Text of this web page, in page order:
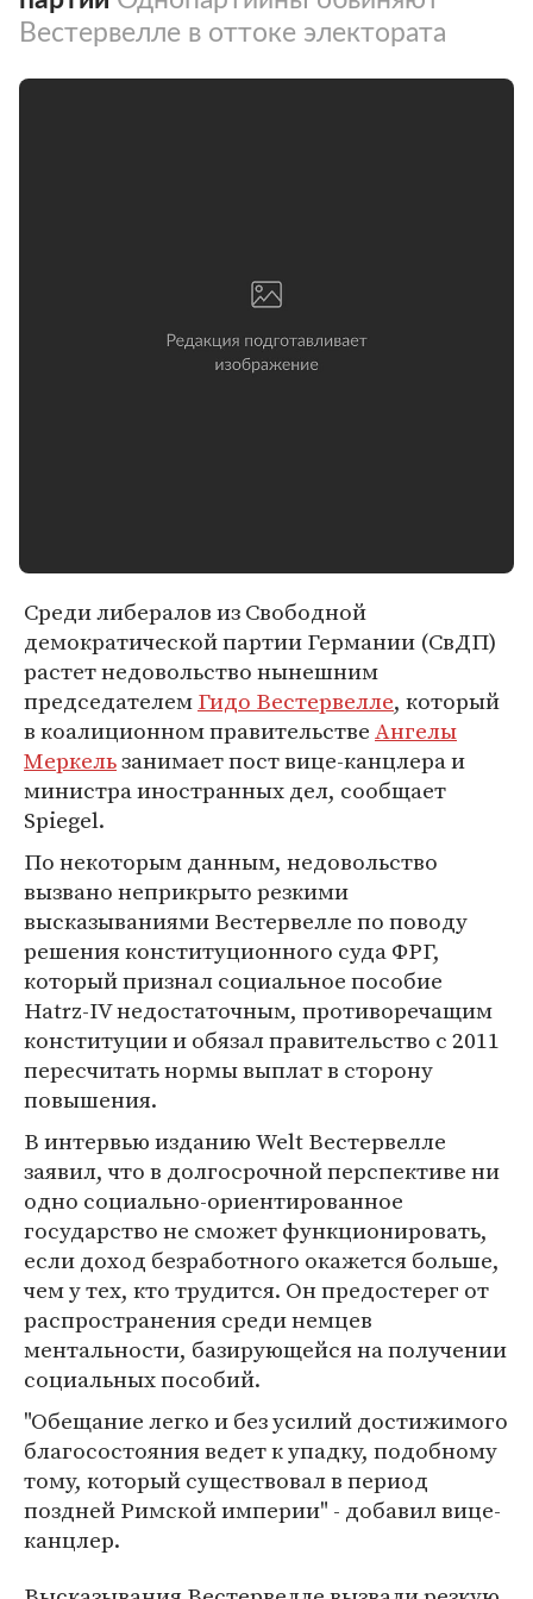
Вестервелле в оттоке электората
Среди либералов из Свободной
демократической партии Германии (СвДП)
растет недовольство нынешним
председателемГидо Вестервелле, который
в коалиционном правительствеАнгелы
Меркельзанимает пост вице-канцлера и
министра иностранных дел, сообщает
Spiegel.
По некоторым данным, недовольство
вызвано неприкрыто резкими
высказываниями Вестервелле по поводу
решения конституционного суда ФРГ,
который признал социальное пособие
Hatrz-IV недостаточным, противоречащим
конституции и обязал правительство с 2011
пересчитать нормы выплат в сторону
повышения.
В интервью изданию Welt Вестервелле
заявил, что в долгосрочной перспективе ни
одно социально-ориентированное
государство не сможет функционировать,
если доход безработного окажется больше,
чем у тех, кто трудится. Он предостерег от
распространения среди немцев
ментальности, базирующейся на получении
социальных пособий.
"Обещание легко и без усилий достижимого
благосостояния ведет к упадку, подобному
тому, который существовал в период
поздней Римской империи" - добавил вице-
канцлер.